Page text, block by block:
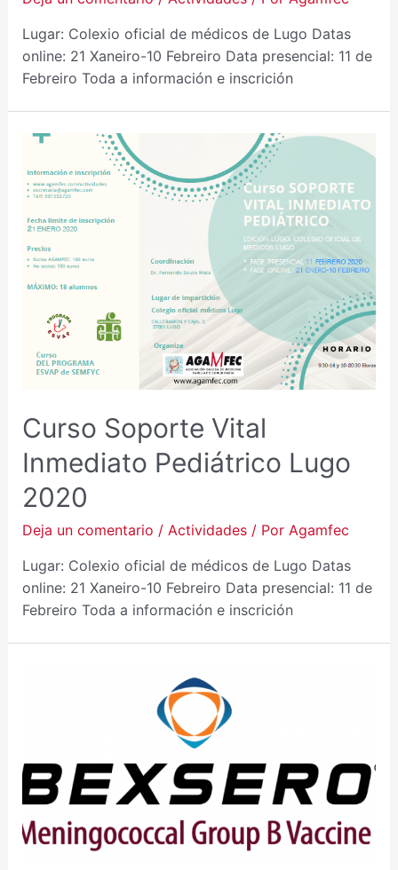
Lugar: Colexio oficial de médicos de Lugo Datas
online: 21 Xaneiro-10 Febreiro Data presencial: 11 de
Febreiro Toda a información e inscrición
Curso Soporte Vital
Inmediato Pediátrico Lugo
2020
Deja un comentario / Actividades/ Por Agamfec
Lugar: Colexio oficial de médicos de Lugo Datas
online: 21 Xaneiro-10 Febreiro Data presencial: 11 de
Febreiro Toda a información e inscrición
ESENCIAL
DA
BEXSERO